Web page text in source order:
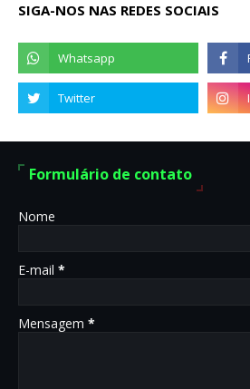
SIGA-NOS NAS REDES SOCIAIS
Formulário de contato
Nome
E-mail *
Mensagem *